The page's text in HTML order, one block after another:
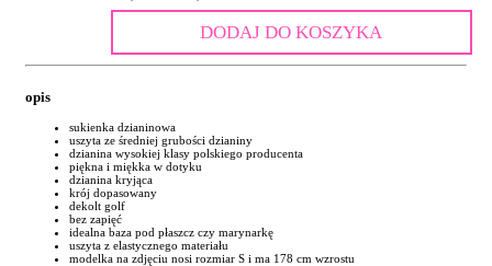
DODAJ DO KOSZYKA
opis
sukienka dzianinowa
uszyta ze średniej grubości dzianiny
dzianina wysokiej klasy polskiego producenta
piękna i miękka w dotyku
dzianina kryjąca
krój dopasowany
dekolt golf
bez zapięć
idealna baza pod płaszcz czy marynarkę
uszyta z elastycznego materiału
modelka na zdjęciu nosi rozmiar S i ma 178 cm wzrostu